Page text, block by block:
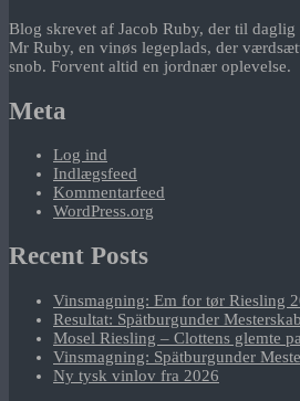
Blog skrevet af Jacob Ruby, der til
Mr Ruby, en vinøs legeplads, der
snob. Forvent altid en jordnær oplevelse.
Meta
Log ind
Indlægsfeed
Kommentarfeed
WordPress.org
Recent Posts
Vinsmagning: Em for tør Riesling
Resultat: Spätburgunder
Mosel Riesling – Clottens glemte
Vinsmagning: Spätburgunder
Ny tysk vinlov fra 2026